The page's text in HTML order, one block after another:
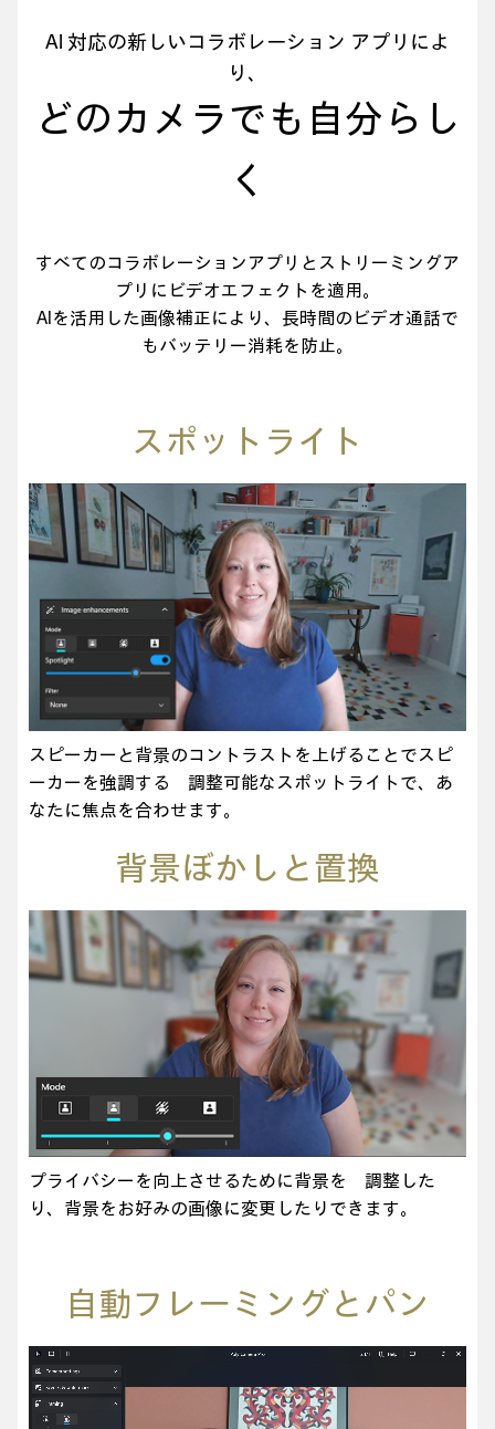
AI 対応の新しいコラボレーション アプリによ
り、
どのカメラでも自分らし
く
すべてのコラボレーションアプリとストリーミングア
プリにビデオエフェクトを適用。
AIを活用した画像補正により、長時間のビデオ通話で
もバッテリー消耗を防止。
スポットライト
スピーカーと背景のコントラストを上げることでスピ
ーカーを強調する 調整可能なスポットライトで、あ
なたに焦点を合わせます。
背景ぼかしと置換
プライバシーを向上させるために背景を 調整した
り、背景をお好みの画像に変更したりできます。
自動フレーミングとパン